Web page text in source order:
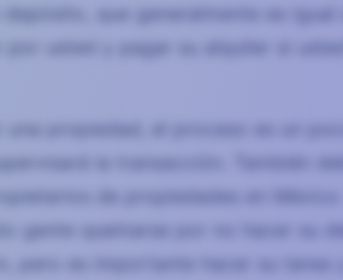
que generalmente es
por usted y pagar su alquiler si
una propiedad, el proceso es un
la transacción. También
de propiedades en
gente quemarse por no hacer su
pero es importante hacer su